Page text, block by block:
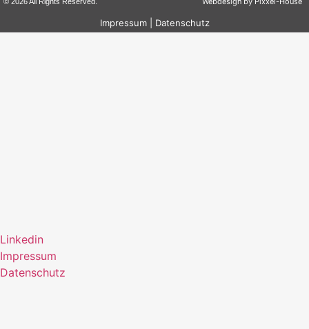
Impressum| Datenschutz
Linkedin
Impressum
Datenschutz